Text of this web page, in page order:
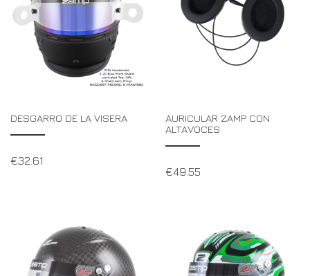
DESGARRO DE LA VISERA
€32.61
AURICULAR ZAMP CON
ALTAVOCES
€49.55